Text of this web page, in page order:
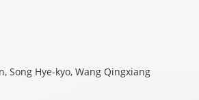
Song Hye-kyo, Wang Qingxiang